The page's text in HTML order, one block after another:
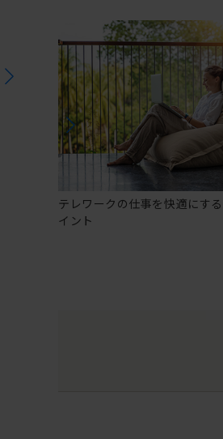
テレワークの仕事を快適にす
イント